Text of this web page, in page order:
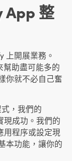
App 整
上開展業務。
幫助盡可能多的
你就不必自己奮
，我們的
現成功。我們的
用程序或設定現
本功能，讓你的